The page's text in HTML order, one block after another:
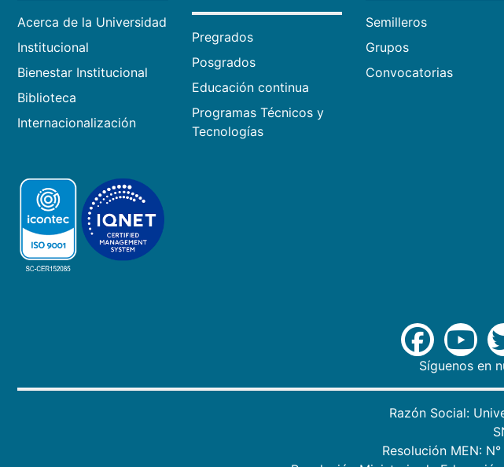
Acerca de la Universidad
Institucional
Bienestar Institucional
Biblioteca
Internacionalización
Pregrados
Posgrados
Educación continua
Programas Técnicos y
Tecnologías
Semilleros
Grupos
Convocatorias
Síguenos en
Razón Social:
Resolución MEN: